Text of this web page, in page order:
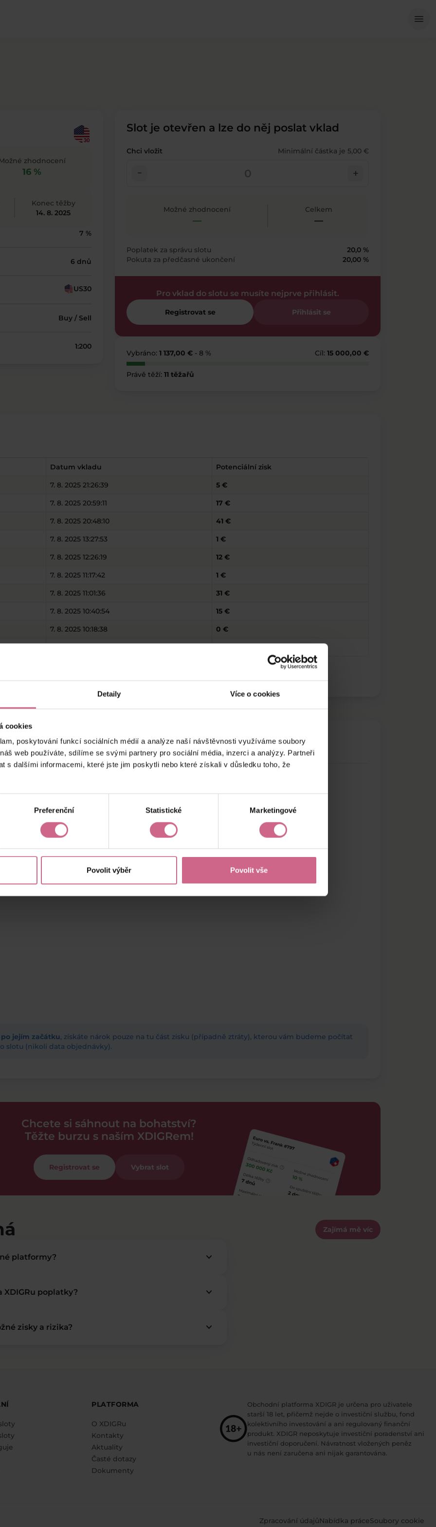
Detaily Více o cookies
cookies
poskytování funkcí sociálních médií a analýze naší návštěvnosti využíváme soubory
web používáte, sdílíme se svými partnery pro sociální média, inzerci a analýzy. Partneři
s dalšími informacemi, které jste jim poskytli nebo které získali v důsledku toho, že
Preferenční Statistické Marketingové
Povolit výběr Povolit vše
menu
Možné zhodnocení
16 %
Konec těžby
14. 8. 2025
7 %
6 dnů
US30
Buy / Sell
1:200
Slot je otevřen a lze do něj poslat vklad
Chci vložit Minimální částka je 5,00 €
check_indeterminate_small add
Možné zhodnocení
—
Celkem
—
Poplatek za správu slotu
20,0 %
Pokuta za předčasné ukončení
20,00 %
Pro vklad do slotu se musíte nejprve přihlásit.
Registrovat se Přihlásit se
Vybráno: 1 137,00 € - 8 % Cíl: 15 000,00 €
Právě těží: 11 těžařů
Datum vkladu Potenciální zisk
7. 8. 2025 21:26:39 5 €
7. 8. 2025 20:59:11 17 €
7. 8. 2025 20:48:10 41 €
7. 8. 2025 13:27:53 1 €
7. 8. 2025 12:26:19 12 €
7. 8. 2025 11:17:42 1 €
7. 8. 2025 11:01:36 31 €
7. 8. 2025 10:40:54 15 €
7. 8. 2025 10:18:38 0 €
jejím začátku, získáte nárok pouze na tu část zisku (případně ztráty), kterou vám budeme počítat
slotu (nikoli data objednávky).
Chcete si sáhnout na bohatství?
Těžte burzu s naším XDIGRem!
Registrovat se Vybrat slot
Zajímá mě víc
platformy? keyboard_arrow_down
XDIGRu poplatky? keyboard_arrow_down
zisky a rizika? keyboard_arrow_down
PLATFORMA
O XDIGRu
Kontakty
Aktuality
Časté dotazy
Dokumenty
Obchodní platforma XDIGR je určena pro uživatele
starší 18 let, přičemž nejde o investiční službu, fond
kolektivního investování a ani regulovaný finanční
produkt. XDIGR neposkytuje investiční poradenství ani
investiční doporučení. Návratnost vložených peněz
u nás není zaručena ani nijak garantována.
Zpracování údajůNabídka práceSoubory cookie